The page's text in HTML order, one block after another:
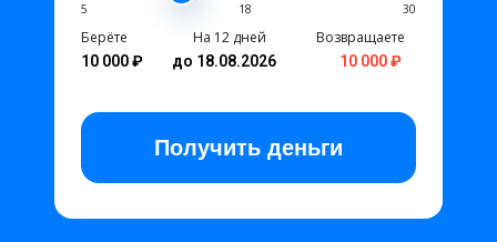
5 18 30
Берёте
10 000 ₽
На 12 дней
до 18.08.2026
Возвращаете
10 000 ₽
Получить деньги